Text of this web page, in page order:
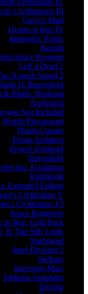
Universalis IV
Civilizations III
Garry's Mod
Hearts of Iron IV
Imperator: Rome
Kenshi
Space Program
Left 4 Dead 2
Assault Squad 2
II: Bannerlord
& Blade: Warband
Northgard
Not Included
People Playground
Planet Coaster
Prison Architect
Project Zomboid
Ravenfield
Inc: Escalation
RimWorld
Extended Edition
Civilization V
Civilization VI
Space Engineers
at War: Gold Pack
II: The Sith Lords
Starbound
Steel Division 2
Stellaris
Surviving Mars
Tabletop Simulator
Terraria